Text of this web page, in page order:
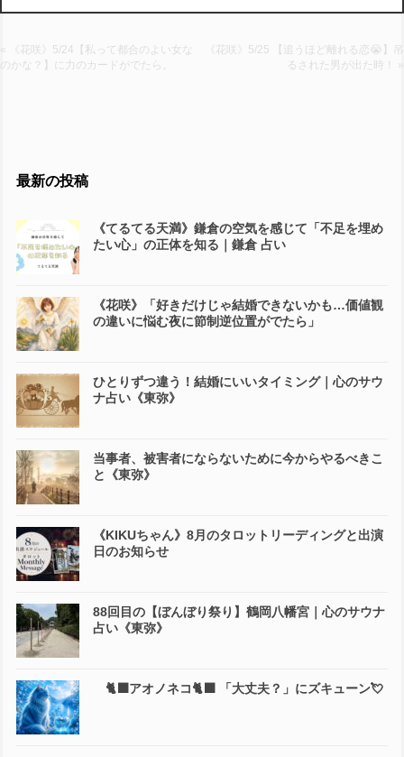
« 《花咲》5/24【私って都合のよい女な
のかな？】に力のカードがでたら。
《花咲》5/25 【追うほど離れる恋😭】吊
るされた男が出た時！ »
最新の投稿
《てるてる天満》鎌倉の空気を感じて「不足を埋め
たい心」の正体を知る｜鎌倉 占い
《花咲》「好きだけじゃ結婚できないかも…価値観
の違いに悩む夜に節制逆位置がでたら」
ひとりずつ違う！結婚にいいタイミング｜心のサウ
ナ占い《東弥》
当事者、被害者にならないために今からやるべきこ
と《東弥》
《KIKUちゃん》8月のタロットリーディングと出演
日のお知らせ
88回目の【ぼんぼり祭り】鶴岡八幡宮｜心のサウナ
占い《東弥》
🐈‍⬛アオノネコ🐈‍⬛ 「大丈夫？」にズキューン💘